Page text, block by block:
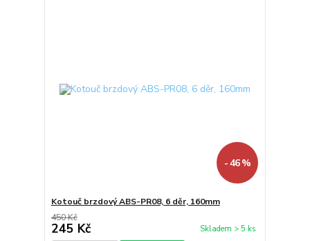
- 46 %
Kotouč brzdový ABS-PR08, 6 děr, 160mm
450 Kč
245 Kč Skladem > 5 ks